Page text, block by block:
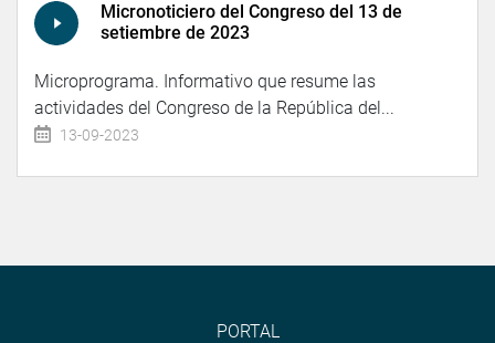
Micronoticiero del Congreso del 13 de
setiembre de 2023
Microprograma. Informativo que resume las
actividades del Congreso de la República del...
13-09-2023
PORTAL